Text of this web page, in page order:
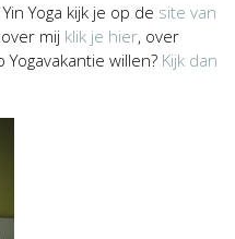
Yoga kijk je op de site van
mij klik je hier, over
willen? Kijk dan